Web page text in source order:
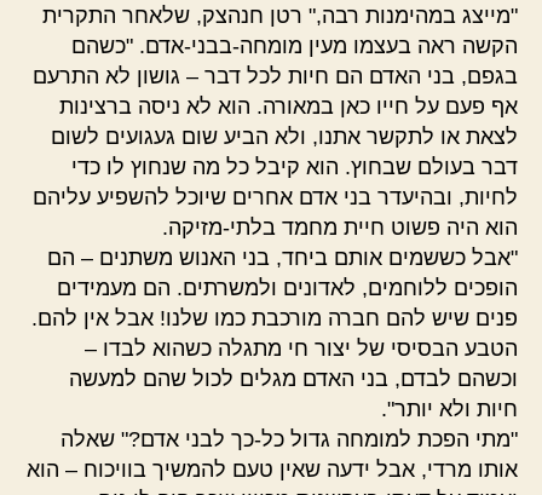
"מייצג במהימנות רבה," רטן חנהצק, שלאחר התקרית
הקשה ראה בעצמו מעין מומחה-בבני-אדם. "כשהם
בגפם, בני האדם הם חיות לכל דבר – גושון לא התרעם
אף פעם על חייו כאן במאורה. הוא לא ניסה ברצינות
לצאת או לתקשר אתנו, ולא הביע שום געגועים לשום
דבר בעולם שבחוץ. הוא קיבל כל מה שנחוץ לו כדי
לחיות, ובהיעדר בני אדם אחרים שיוכל להשפיע עליהם
הוא היה פשוט חיית מחמד בלתי-מזיקה.
"אבל כששמים אותם ביחד, בני האנוש משתנים – הם
הופכים ללוחמים, לאדונים ולמשרתים. הם מעמידים
פנים שיש להם חברה מורכבת כמו שלנו! אבל אין להם.
הטבע הבסיסי של יצור חי מתגלה כשהוא לבדו –
וכשהם לבדם, בני האדם מגלים לכול שהם למעשה
חיות ולא יותר".
"מתי הפכת למומחה גדול כל-כך לבני אדם?" שאלה
אותו מרדי, אבל ידעה שאין טעם להמשיך בוויכוח – הוא